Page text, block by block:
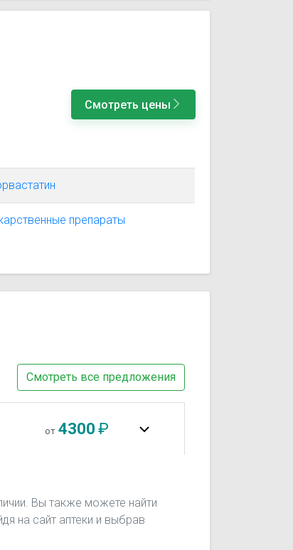
Смотреть цены
препараты
Смотреть все предложения
от 4300₽
Вы также можете найти
на сайт аптеки и выбрав